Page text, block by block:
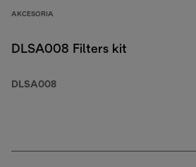
AKCESORIA
DLSA008 Filters kit
DLSA008